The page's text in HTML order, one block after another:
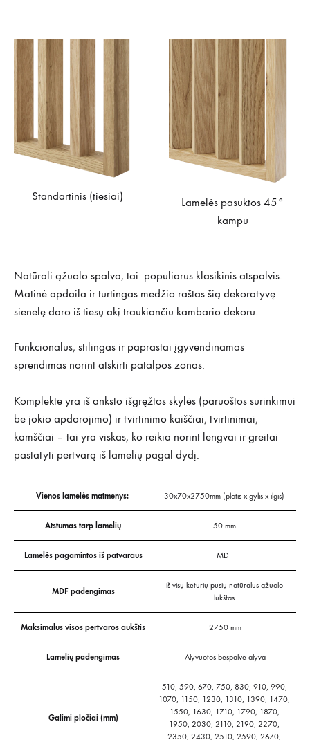
Standartinis (tiesiai)
Lamelės pasuktos 45°
kampu
Natūrali ąžuolo spalva, tai populiarus klasikinis atspalvis.
Matinė apdaila ir turtingas medžio raštas šią dekoratyvę
sienelę daro iš tiesų akį traukiančiu kambario dekoru.
Funkcionalus, stilingas ir paprastai įgyvendinamas
sprendimas norint atskirti patalpos zonas.
Komplekte yra iš anksto išgręžtos skylės (paruoštos surinkimui
be jokio apdorojimo) ir tvirtinimo kaiščiai, tvirtinimai,
kamščiai – tai yra viskas, ko reikia norint lengvai ir greitai
pastatyti pertvarą iš lamelių pagal dydį.
Vienos lamelės matmenys: 30x70x2750mm (plotis x gylis x ilgis)
Atstumas tarp lamelių 50 mm
Lamelės pagamintos iš patvaraus MDF
MDF padengimas
iš visų keturių pusių natūralus ąžuolo
lukštas
Maksimalus visos pertvaros aukštis 2750 mm
Lamelių padengimas Alyvuotos bespalve alyva
Galimi pločiai (mm)
510, 590, 670, 750, 830, 910, 990,
1070, 1150, 1230, 1310, 1390, 1470,
1550, 1630, 1710, 1790, 1870,
1950, 2030, 2110, 2190, 2270,
2350, 2430, 2510, 2590, 2670,